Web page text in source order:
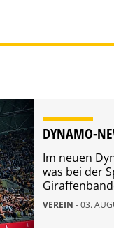
DYNAMO-
Im neuen
was bei der
VEREIN- 03.